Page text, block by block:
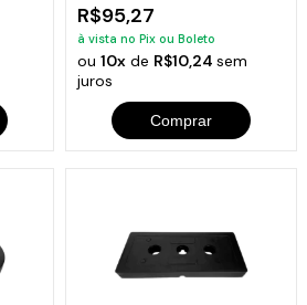
R$95,27
à vista no Pix ou Boleto
ou 10xde R$10,24 sem
juros
Comprar